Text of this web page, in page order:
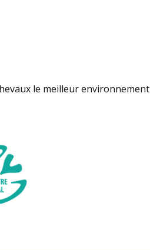
le meilleur environnement